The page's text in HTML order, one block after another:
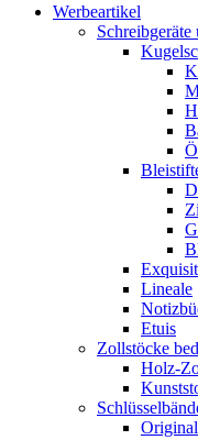
Werbeartikel
Schreibgeräte
Lineale
Etuis
Zollstöcke
Holz-